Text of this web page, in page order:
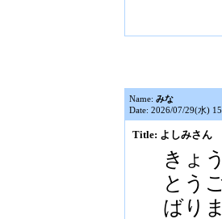
Name: みな
Date: 2026/07/29(水)
Title: よしみさん
きょ
とう
ばり